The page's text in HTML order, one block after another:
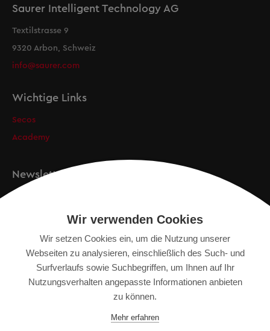
Saurer Intelligent Technology AG
Textilstrasse 9
9320 Arbon, Schweiz
info@saurer.com
Wichtige Links
Secos
Academy
Newsletter
IMPRESSUM
SITEMAP
DATENSCHUTZERKLÄRUNG
Wir verwenden Cookies
Wir setzen Cookies ein, um die Nutzung unserer
Webseiten zu analysieren, einschließlich des Such- und
Surfverlaufs sowie Suchbegriffen, um Ihnen auf Ihr
Nutzungsverhalten angepasste Informationen anbieten
zu können.
Mehr erfahren